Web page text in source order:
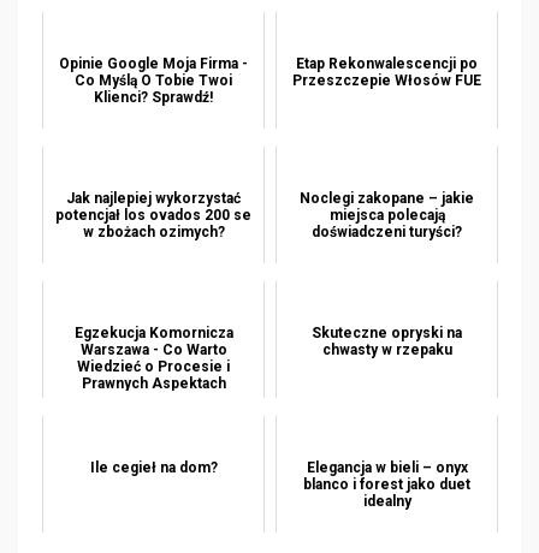
Opinie Google Moja Firma -
Co Myślą O Tobie Twoi
Klienci? Sprawdź!
Etap Rekonwalescencji po
Przeszczepie Włosów FUE
Jak najlepiej wykorzystać
potencjał los ovados 200 se
w zbożach ozimych?
Noclegi zakopane – jakie
miejsca polecają
doświadczeni turyści?
Egzekucja Komornicza
Warszawa - Co Warto
Wiedzieć o Procesie i
Prawnych Aspektach
Skuteczne opryski na
chwasty w rzepaku
Ile cegieł na dom?
Elegancja w bieli – onyx
blanco i forest jako duet
idealny